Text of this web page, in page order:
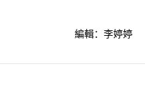
編輯：李婷婷